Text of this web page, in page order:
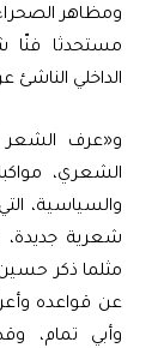
ومظاهر
مستحدثا فنّا
الداخلي الناشئ
و«عرف الشعر
الشعري،
والسياسية،
شعرية جديدة،
مثلما ذكر
عن قواعده
وأبي تمام،